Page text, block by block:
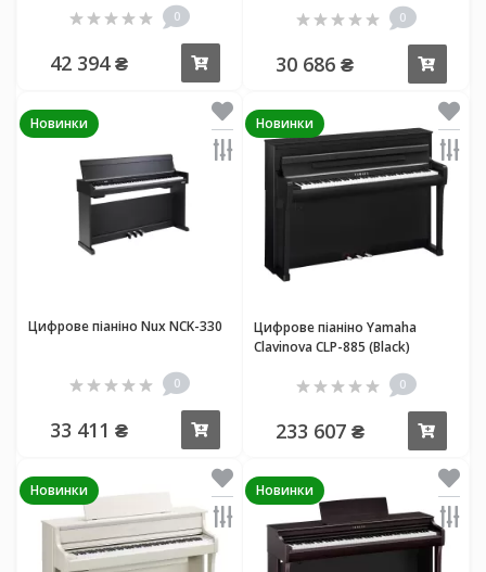
0
42 394 ₴
0
30 686 ₴
Новинки
Цифрове піаніно Nux NCK-330
0
33 411 ₴
Новинки
Цифрове піаніно Yamaha
Clavinova CLP-885 (Black)
0
233 607 ₴
Новинки Новинки